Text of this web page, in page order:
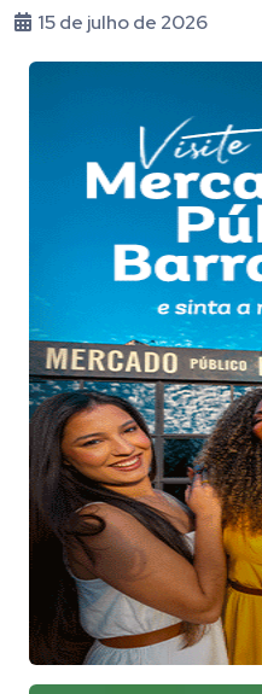
15 de julho de 2026